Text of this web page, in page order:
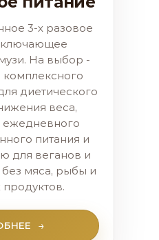
3-х разовое
На выбор -
комплексного
диетического
веса,
ежедневного
питания и
для веганов и
мяса, рыбы и